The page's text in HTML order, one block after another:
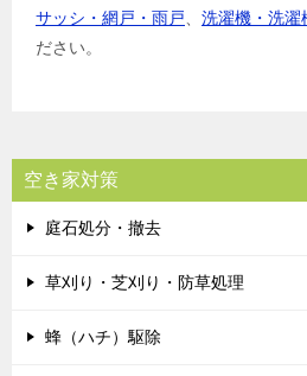
サッシ・網戸・雨戸
洗濯機・洗濯
ださい。
空き家対策
庭石処分・撤去
草刈り・芝刈り・防草処理
蜂（ハチ）駆除